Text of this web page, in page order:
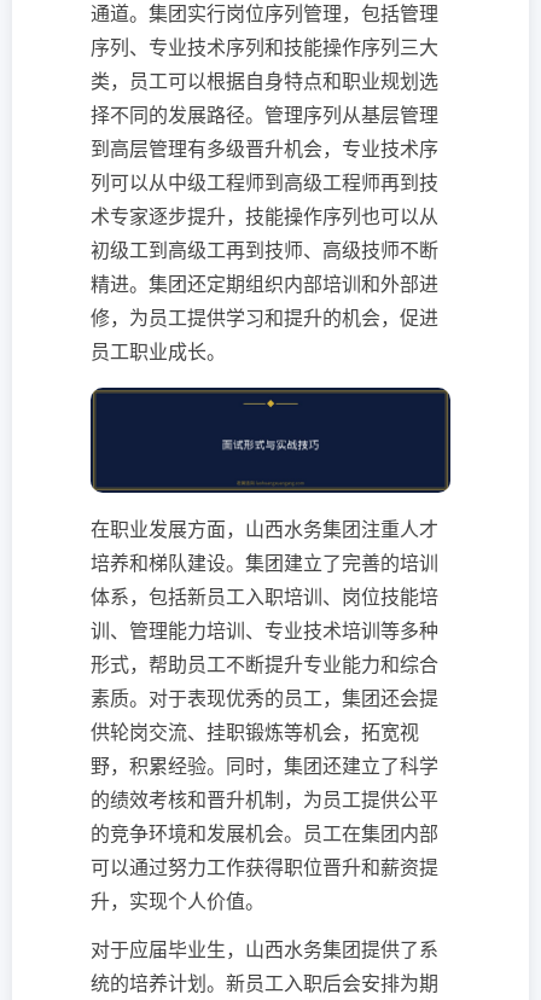
通道。集团实行岗位序列管理，包括管理
序列、专业技术序列和技能操作序列三大
类，员工可以根据自身特点和职业规划选
择不同的发展路径。管理序列从基层管理
到高层管理有多级晋升机会，专业技术序
列可以从中级工程师到高级工程师再到技
术专家逐步提升，技能操作序列也可以从
初级工到高级工再到技师、高级技师不断
精进。集团还定期组织内部培训和外部进
修，为员工提供学习和提升的机会，促进
员工职业成长。
在职业发展方面，山西水务集团注重人才
培养和梯队建设。集团建立了完善的培训
体系，包括新员工入职培训、岗位技能培
训、管理能力培训、专业技术培训等多种
形式，帮助员工不断提升专业能力和综合
素质。对于表现优秀的员工，集团还会提
供轮岗交流、挂职锻炼等机会，拓宽视
野，积累经验。同时，集团还建立了科学
的绩效考核和晋升机制，为员工提供公平
的竞争环境和发展机会。员工在集团内部
可以通过努力工作获得职位晋升和薪资提
升，实现个人价值。
对于应届毕业生，山西水务集团提供了系
统的培养计划。新员工入职后会安排为期